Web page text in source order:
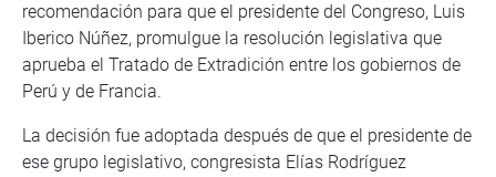
recomendación para que el presidente del Congreso, Luis
Iberico Núñez, promulgue la resolución legislativa que
aprueba el Tratado de Extradición entre los gobiernos de
Perú y de Francia.
La decisión fue adoptada después de que el presidente de
ese grupo legislativo, congresista Elías Rodríguez